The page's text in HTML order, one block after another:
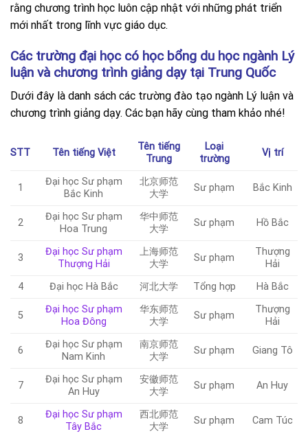
rằng chương trình học luôn cập nhật với những phát triển
mới nhất trong lĩnh vực giáo dục.
Các trường đại học có học bổng du học ngành Lý
luận và chương trình giảng dạy tại Trung Quốc
Dưới đây là danh sách các trường đào tạo ngành Lý luận và
chương trình giảng dạy. Các bạn hãy cùng tham khảo nhé!
STT Tên tiếng Việt
Tên tiếng
Trung
Loại
trường
Vị trí
1
Đại học Sư phạm
Bắc Kinh
北京师范
大学
Sư phạm Bắc Kinh
2
Đại học Sư phạm
Hoa Trung
华中师范
大学
Sư phạm Hồ Bắc
3
Đại học Sư phạm
Thượng Hải
上海师范
大学
Sư phạm
Thượng
Hải
4
Đại học Hà Bắc 河北大学 Tổng hợp Hà Bắc
5
Đại học Sư phạm
Hoa Đông
华东师范
大学
Sư phạm
Thượng
Hải
6
Đại học Sư phạm
Nam Kinh
南京师范
大学
Sư phạm Giang Tô
7
Đại học Sư phạm
An Huy
安徽师范
大学
Sư phạm An Huy
8
Đại học Sư phạm
Tây Bắc
西北师范
大学
Sư phạm Cam Túc